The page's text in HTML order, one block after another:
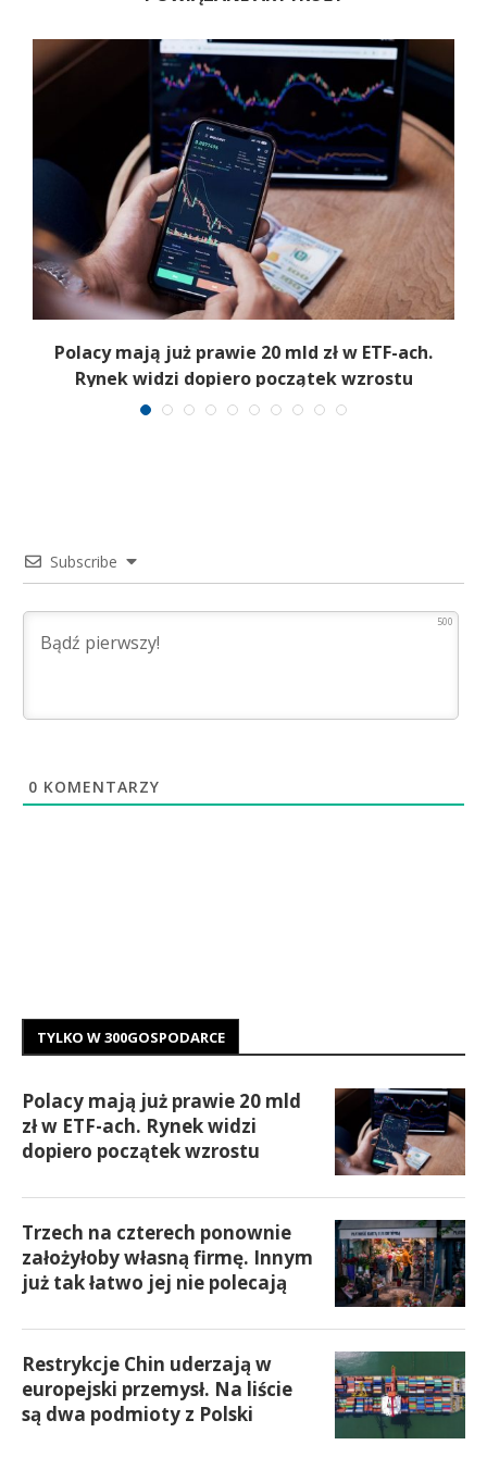
Polacy mają już prawie 20 mld zł w ETF-ach.
Rynek widzi dopiero początek wzrostu
Subscribe
500
0 KOMENTARZY
TYLKO W 300GOSPODARCE
Polacy mają już prawie 20 mld
zł w ETF-ach. Rynek widzi
dopiero początek wzrostu
Trzech na czterech ponownie
założyłoby własną firmę. Innym
już tak łatwo jej nie polecają
Restrykcje Chin uderzają w
europejski przemysł. Na liście
są dwa podmioty z Polski